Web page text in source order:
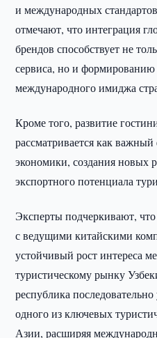
и международных
отмечают, что интеграция
брендов способствует не
сервиса, но и формированию
международного имиджа
Кроме того, развитие
рассматривается как
экономики, создания новых
экспортного потенциала
Эксперты подчеркивают, что
с ведущими китайскими
устойчивый рост интереса
туристическому рынку
республика
одного из ключевых
Азии, расширяя